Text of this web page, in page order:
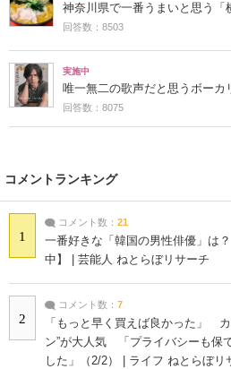
神奈川県で一番うまいと思う「
回答数：8503
実施中
唯一無二の歌声だと思うボーカ
回答数：8075
コメントランキング
1
コメント数： 21
一番好きな「韓国の男性俳優」は
中】 | 芸能人 ねとらぼリサーチ
2
コメント数： 7
「もっと早く買えば良かった」
ン”が大人気 「プライバシーも保
した」（2/2） | ライフ ねとらぼリ